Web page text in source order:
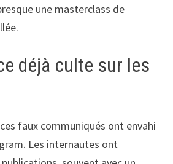
une masterclass de
déjà culte sur les
faux communiqués ont envahi
Les internautes ont